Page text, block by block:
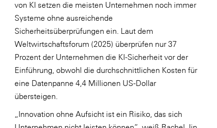
von KI setzen die meisten Unternehmen noch immer
Systeme ohne ausreichende
Sicherheitsüberprüfungen ein. Laut dem
Weltwirtschaftsforum (2025) überprüfen nur 37
Prozent der Unternehmen die KI-Sicherheit vor der
Einführung, obwohl die durchschnittlichen Kosten für
eine Datenpanne 4,4 Millionen US-Dollar
übersteigen.
„Innovation ohne Aufsicht ist ein Risiko, das sich